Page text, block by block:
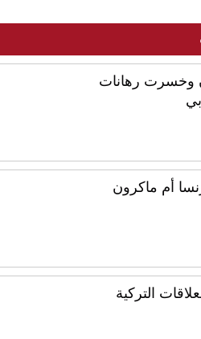
وخسرت رهانات
أم ماكرون
التركية